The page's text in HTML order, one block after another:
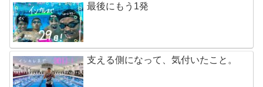
最後にもう1発
支える側になって、気付いたこと。